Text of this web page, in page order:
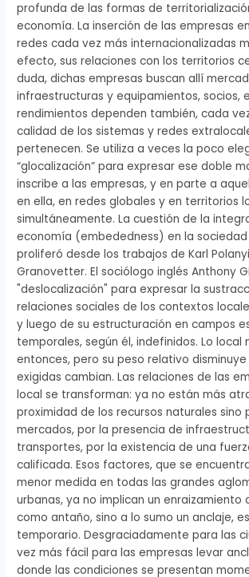
profunda de las formas de
economía. La inserción de las empresas
redes cada vez más internacionalizadas
efecto, sus relaciones con los territorios
duda, dichas empresas buscan allí
infraestructuras y equipamientos, socios,
rendimientos dependen también, cada
calidad de los sistemas y redes
pertenecen. Se utiliza a veces la poco
“glocalización” para expresar ese doble
inscribe a las empresas, y en parte a
en ella, en redes globales y en territorios
simultáneamente. La cuestión de la
economía (embededness) en la
proliferó desde los trabajos de Karl
Granovetter. El sociólogo inglés Anthony
"deslocalización" para expresar la
relaciones sociales de los contextos
y luego de su estructuración en campos
temporales, según él, indefinidos. Lo local
entonces, pero su peso relativo
exigidas cambian. Las relaciones de las
local se transforman: ya no están más
proximidad de los recursos naturales sino
mercados, por la presencia de
transportes, por la existencia de una
calificada. Esos factores, que se
menor medida en todas las grandes
urbanas, ya no implican un enraizamiento
como antaño, sino a lo sumo un anclaje,
temporario. Desgraciadamente para las
vez más fácil para las empresas levar
donde las condiciones se presentan